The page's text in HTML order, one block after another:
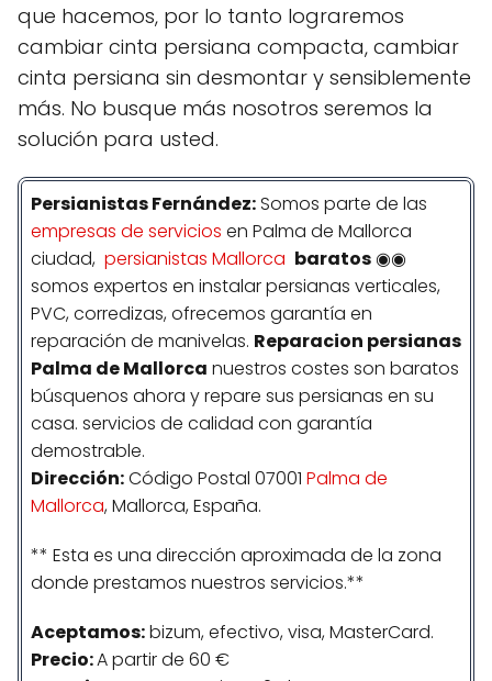
que hacemos, por lo tanto lograremos
cambiar cinta persiana compacta, cambiar
cinta persiana sin desmontar y sensiblemente
más. No busque más nosotros seremos la
solución para usted.
PersianistasFernández:Somos parte de las
empresas de servicios en Palma de Mallorca
ciudad, persianistas Mallorca baratos ◉◉
somos expertos en instalar persianas verticales,
PVC, corredizas, ofrecemos garantía en
reparación de manivelas. Reparacion persianas
Palma de Mallorca nuestros costes son baratos
búsquenos ahora y repare sus persianas en su
casa. servicios de calidad con garantía
demostrable.
Dirección:Código Postal 07001 Palma de
Mallorca, Mallorca, España.
** Esta es una dirección aproximada de la zona
donde prestamos nuestros servicios.**
Aceptamos:bizum, efectivo, visa, MasterCard.
Precio:A partir de 60 €